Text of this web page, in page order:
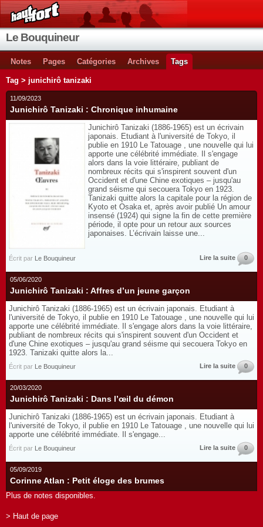
Le Bouquineur
Notes Pages Catégories Archives Tags
Tag > junichirô tanizaki
11/09/2023
Junichirô Tanizaki : Chronique inhumaine
Junichirô Tanizaki (1886-1965) est un écrivain
japonais. Etudiant à l'université de Tokyo, il
publie en 1910 Le Tatouage , une nouvelle qui lui
apporte une célébrité immédiate. Il s'engage
alors dans la voie littéraire, publiant de
nombreux récits qui s'inspirent souvent d'un
Occident et d'une Chine exotiques – jusqu'au
grand séisme qui secouera Tokyo en 1923.
Tanizaki quitte alors la capitale pour la région de
Kyoto et Osaka et, après avoir publié Un amour
insensé (1924) qui signe la fin de cette première
période, il opte pour un retour aux sources
japonaises. L’écrivain laisse une...
Écrit par Le Bouquineur Lire la suite 0
05/06/2020
Junichirô Tanizaki : Affres d’un jeune garçon
Junichirô Tanizaki (1886-1965) est un écrivain japonais. Etudiant à
l'université de Tokyo, il publie en 1910 Le Tatouage , une nouvelle qui lui
apporte une célébrité immédiate. Il s'engage alors dans la voie littéraire,
publiant de nombreux récits qui s'inspirent souvent d'un Occident et
d'une Chine exotiques – jusqu'au grand séisme qui secouera Tokyo en
1923. Tanizaki quitte alors la...
Écrit par Le Bouquineur Lire la suite 0
20/03/2020
Junichirô Tanizaki : Dans l’œil du démon
Junichirô Tanizaki (1886-1965) est un écrivain japonais. Etudiant à
l'université de Tokyo, il publie en 1910 Le Tatouage , une nouvelle qui lui
apporte une célébrité immédiate. Il s'engage...
Écrit par Le Bouquineur Lire la suite 0
05/09/2019
Corinne Atlan : Petit éloge des brumes
Plus de notes disponibles.
> Haut de page